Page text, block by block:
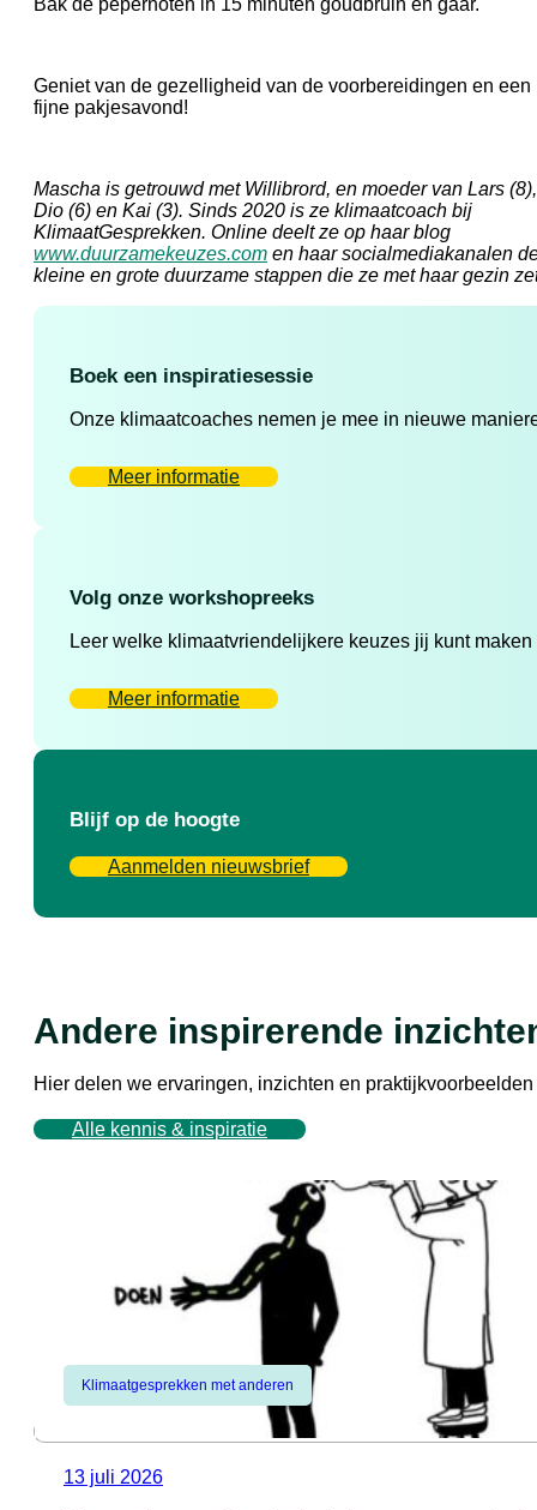
Bak de pepernoten in 15 minuten goudbruin en gaar.
Geniet van de gezelligheid van de voorbereidingen en een
fijne pakjesavond!
Mascha is getrouwd met Willibrord, en moeder van Lars (8),
Dio (6) en Kai (3). Sinds 2020 is ze klimaatcoach bij
KlimaatGesprekken. Online deelt ze op haar blog
www.duurzamekeuzes.com en haar socialmediakanalen
kleine en grote duurzame stappen die ze met haar gezin
Boek een inspiratiesessie
Onze klimaatcoaches nemen je mee in nieuwe
Meer informatie
Volg onze workshopreeks
Leer welke klimaatvriendelijkere keuzes jij kunt
Meer informatie
Blijf op de hoogte
Aanmelden nieuwsbrief
Andere inspirerende
Hier delen we ervaringen, inzichten en
Alle kennis & inspiratie
Klimaatgesprekken met anderen
13 juli 2026